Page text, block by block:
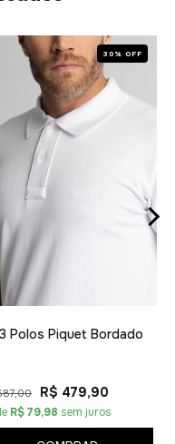
30% OFF
Polos Piquet Bordado
R$ 479,90
R$ 79,98 sem juros